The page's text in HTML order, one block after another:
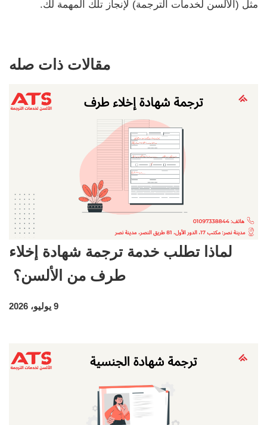
مثل (الألسن لخدمات الترجمة) لإنجاز تلك المهمة لك.
مقالات ذات صله
لماذا تطلب خدمة ترجمة شهادة إخلاء
طرف من الألسن؟
9 يوليو، 2026